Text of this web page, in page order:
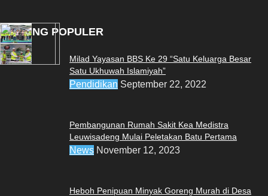
POSTING POPULER
Milad Yayasan BBS Ke 29 “Satu Keluarga Besar
Satu Ukhuwah Islamiyah”
Pendidikan September 22, 2022
Pembangunan Rumah Sakit Kea Medistra
Leuwisadeng Mulai Peletakan Batu Pertama
News November 12, 2023
Heboh Penipuan Minyak Goreng Murah di Desa